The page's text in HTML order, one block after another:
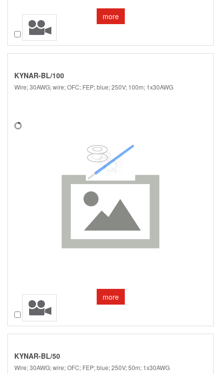
more
Compare
KYNAR-BL/100
Wire; 30AWG; wire; OFC; FEP; blue; 250V; 100m; 1x30AWG
more
Compare
KYNAR-BL/50
Wire; 30AWG; wire; OFC; FEP; blue; 250V; 50m; 1x30AWG